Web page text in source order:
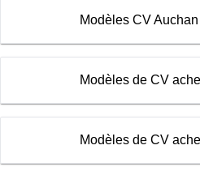
Modèles CV
Modèles de CV
Modèles de CV